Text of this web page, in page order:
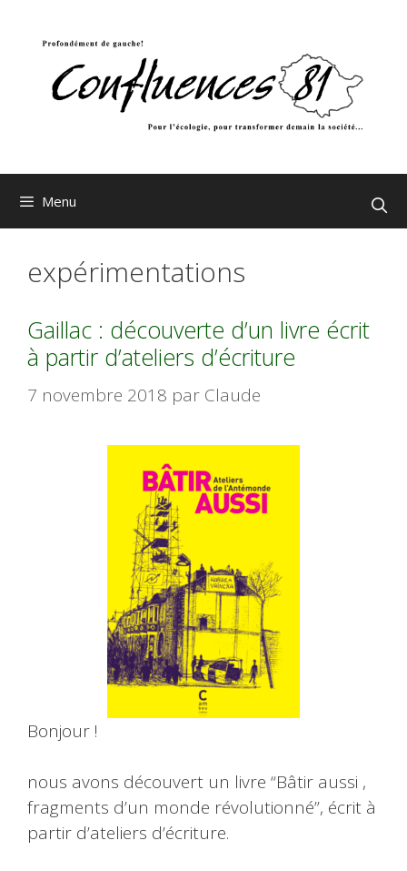
Menu
expérimentations
Gaillac : découverte d’un livre écrit
à partir d’ateliers d’écriture
7 novembre 2018 par Claude
Bonjour !
nous avons découvert un livre “Bâtir aussi ,
fragments d’un monde révolutionné”, écrit à
partir d’ateliers d’écriture.